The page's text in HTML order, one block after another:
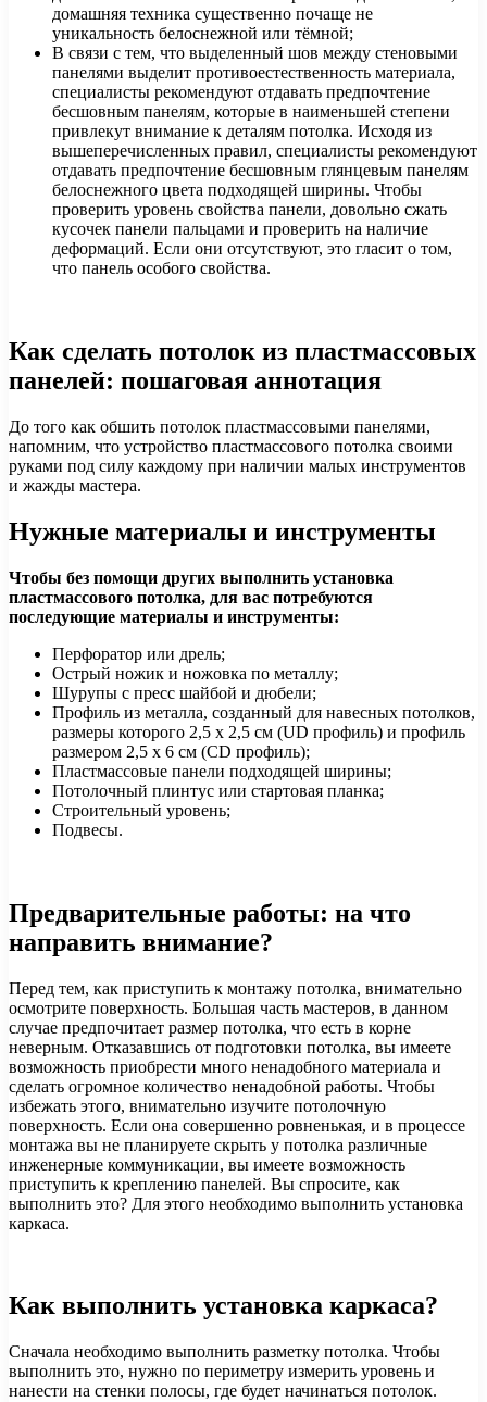
домашняя техника существенно почаще не
уникальность белоснежной или тёмной;
В связи с тем, что выделенный шов между стеновыми
панелями выделит противоестественность материала,
специалисты рекомендуют отдавать предпочтение
бесшовным панелям, которые в наименьшей степени
привлекут внимание к деталям потолка. Исходя из
вышеперечисленных правил, специалисты рекомендуют
отдавать предпочтение бесшовным глянцевым панелям
белоснежного цвета подходящей ширины. Чтобы
проверить уровень свойства панели, довольно сжать
кусочек панели пальцами и проверить на наличие
деформаций. Если они отсутствуют, это гласит о том,
что панель особого свойства.
Как сделать потолок из пластмассовых
панелей: пошаговая аннотация
До того как обшить потолок пластмассовыми панелями,
напомним, что устройство пластмассового потолка своими
руками под силу каждому при наличии малых инструментов
и жажды мастера.
Нужные материалы и инструменты
Чтобы без помощи других выполнить установка
пластмассового потолка, для вас потребуются
последующие материалы и инструменты:
Перфоратор или дрель;
Острый ножик и ножовка по металлу;
Шурупы с пресс шайбой и дюбели;
Профиль из металла, созданный для навесных потолков,
размеры которого 2,5 x 2,5 см (UD профиль) и профиль
размером 2,5 x 6 см (СD профиль);
Пластмассовые панели подходящей ширины;
Потолочный плинтус или стартовая планка;
Строительный уровень;
Подвесы.
Предварительные работы: на что
направить внимание?
Перед тем, как приступить к монтажу потолка, внимательно
осмотрите поверхность. Большая часть мастеров, в данном
случае предпочитает размер потолка, что есть в корне
неверным. Отказавшись от подготовки потолка, вы имеете
возможность приобрести много ненадобного материала и
сделать огромное количество ненадобной работы. Чтобы
избежать этого, внимательно изучите потолочную
поверхность. Если она совершенно ровненькая, и в процессе
монтажа вы не планируете скрыть у потолка различные
инженерные коммуникации, вы имеете возможность
приступить к креплению панелей. Вы спросите, как
выполнить это? Для этого необходимо выполнить установка
каркаса.
Как выполнить установка каркаса?
Сначала необходимо выполнить разметку потолка. Чтобы
выполнить это, нужно по периметру измерить уровень и
нанести на стенки полосы, где будет начинаться потолок.